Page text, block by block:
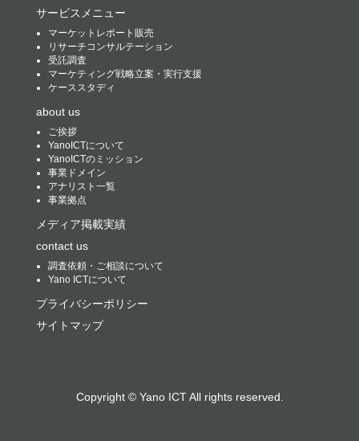
サービスメニュー
マーケットレポート販売
リサーチコンサルテーション
受託調査
マーケティング戦略立案・実行支援
ケーススタディ
about us
ご挨拶
YanoICTについて
YanoICTのミッション
事業ドメイン
アナリスト一覧
事業拠点
メディア掲載実績
contact us
調査依頼・ご相談について
Yano ICTについて
プライバシーポリシー
サイトマップ
Copyright © Yano ICTAll rights reserved.